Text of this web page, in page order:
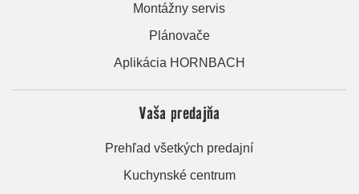
Montážny servis
Plánovače
Aplikácia HORNBACH
Vaša predajňa
Prehľad všetkých predajní
Kuchynské centrum